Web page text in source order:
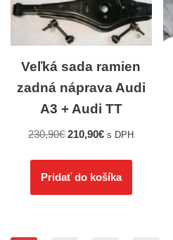
Veľká sada ramien
zadná náprava Audi
A3 + Audi TT
230,90€ 210,90€ s DPH
Pridať do košíka